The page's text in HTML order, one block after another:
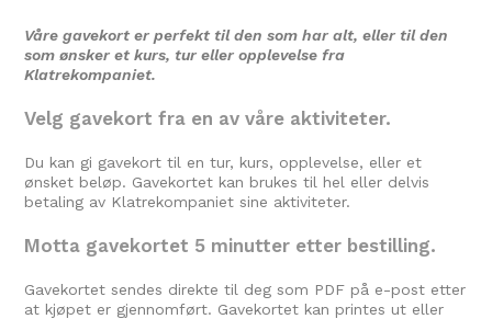
Våre gavekort er perfekt til den som har alt, eller til den
som ønsker et kurs, tur eller opplevelse fra
Klatrekompaniet.
Velg gavekort fra en av våre aktiviteter.
Du kan gi gavekort til en tur, kurs, opplevelse, eller et
ønsket beløp. Gavekortet kan brukes til hel eller delvis
betaling av Klatrekompaniet sine aktiviteter.
Motta gavekortet 5 minutter etter bestilling.
Gavekortet sendes direkte til deg som PDF på e-post etter
at kjøpet er gjennomført. Gavekortet kan printes ut eller